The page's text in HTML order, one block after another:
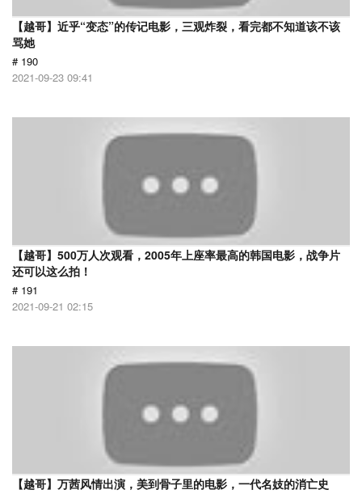
【越哥】近乎“变态”的传记电影，三观炸裂，看完都不知道该不该
骂她
# 190
2021-09-23 09:41
【越哥】500万人次观看，2005年上座率最高的韩国电影，战争片
还可以这么拍！
# 191
2021-09-21 02:15
【越哥】万茜风情出演，美到骨子里的电影，一代名妓的消亡史